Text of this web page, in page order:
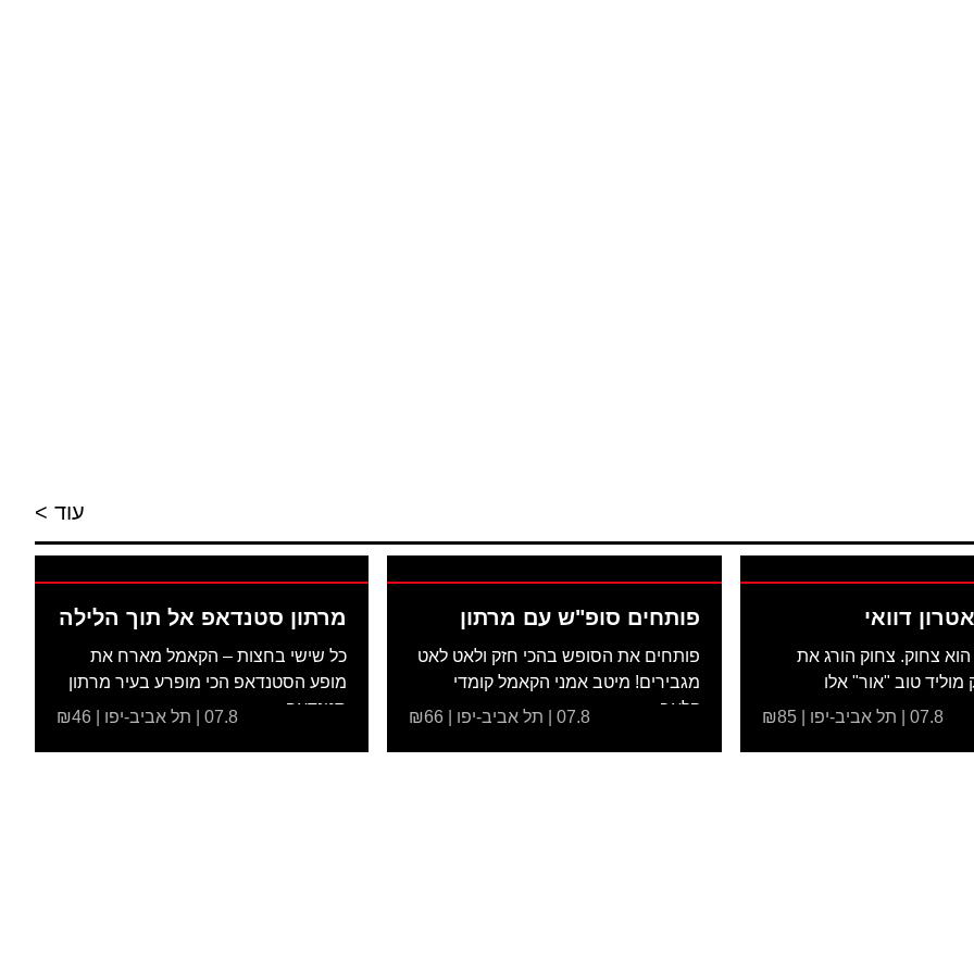
עוד >
דוואי
צחוק. צחוק הורג את
טוב "אור" אלו
07.8 | תל אביב-יפו | ₪85
פותחים סופ"ש עם מרתון
פותחים את הסופש בהכי חזק ולאט לאט
מגבירים! מיטב אמני הקאמל קומדי
קלאב...
07.8 | תל אביב-יפו | ₪66
מרתון סטנדאפ אל תוך הלילה
כל שישי בחצות – הקאמל מארח את
מופע הסטנדאפ הכי מופרע בעיר מרתון
סטנדאפ...
07.8 | תל אביב-יפו | ₪46